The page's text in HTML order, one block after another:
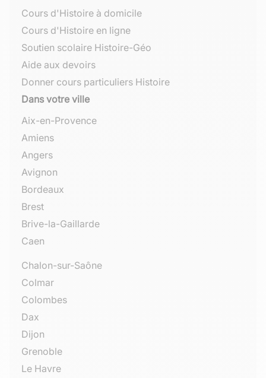
Cours d'Histoire à domicile
Cours d'Histoire en ligne
Soutien scolaire Histoire-Géo
Aide aux devoirs
Donner cours particuliers Histoire
Dans votre ville
Aix-en-Provence
Amiens
Angers
Avignon
Bordeaux
Brest
Brive-la-Gaillarde
Caen
Chalon-sur-Saône
Colmar
Colombes
Dax
Dijon
Grenoble
Le Havre